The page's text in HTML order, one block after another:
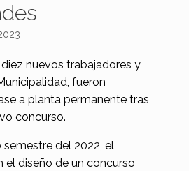
nuevos trabajadores y
fueron
a planta permanente tras
concurso.
del 2022, el
el diseño de un concurso